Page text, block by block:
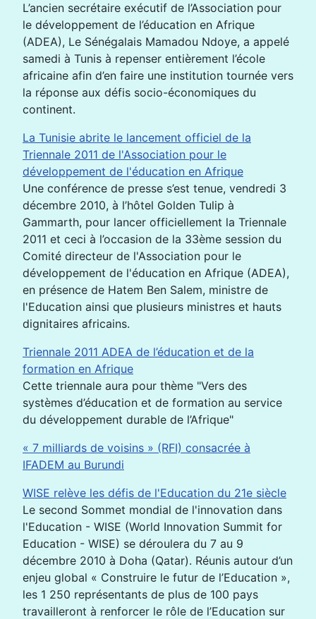
L’ancien secrétaire exécutif de l’Association pour
le développement de l’éducation en Afrique
(ADEA), Le Sénégalais Mamadou Ndoye, a appelé
samedi à Tunis à repenser entièrement l’école
africaine afin d’en faire une institution tournée vers
la réponse aux défis socio-économiques du
continent.
La Tunisie abrite le lancement officiel de la
Triennale 2011 de l'Association pour le
développement de l'éducation en Afrique
Une conférence de presse s’est tenue, vendredi 3
décembre 2010, à l’hôtel Golden Tulip à
Gammarth, pour lancer officiellement la Triennale
2011 et ceci à l’occasion de la 33ème session du
Comité directeur de l'Association pour le
développement de l'éducation en Afrique (ADEA),
en présence de Hatem Ben Salem, ministre de
l'Education ainsi que plusieurs ministres et hauts
dignitaires africains.
Triennale 2011 ADEA de l’éducation et de la
formation en Afrique
Cette triennale aura pour thème "Vers des
systèmes d’éducation et de formation au service
du développement durable de l’Afrique"
« 7 milliards de voisins » (RFI) consacrée à
IFADEM au Burundi
WISE relève les défis de l'Education du 21e siècle
Le second Sommet mondial de l'innovation dans
l'Education - WISE (World Innovation Summit for
Education - WISE) se déroulera du 7 au 9
décembre 2010 à Doha (Qatar). Réunis autour d’un
enjeu global « Construire le futur de l’Education »,
les 1 250 représentants de plus de 100 pays
travailleront à renforcer le rôle de l’Education sur